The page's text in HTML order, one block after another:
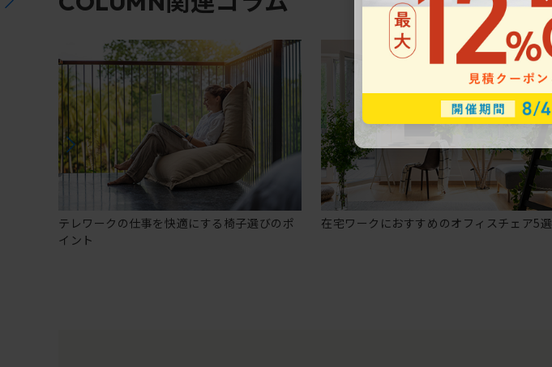
テレワークの仕事を快適にする椅子選びのポ
イント
在宅ワークにおすすめのオフィスチェア5選